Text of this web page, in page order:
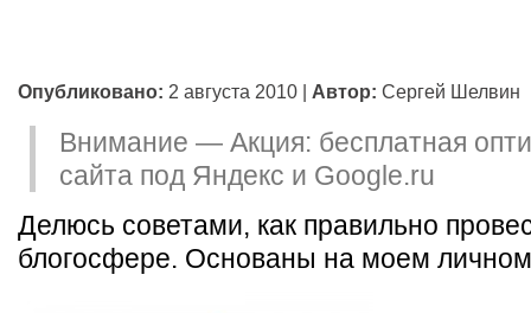
Опубликовано: 2 августа 2010 | Автор: Сергей Шелвин
Внимание — Акция: бесплатная
сайта под Яндекс и Google.ru
Делюсь советами, как правильно
блогосфере. Основаны на моем